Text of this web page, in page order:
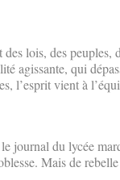
lois, des peuples,
agissante, qui
l’esprit vient à
journal du lycée
Mais de